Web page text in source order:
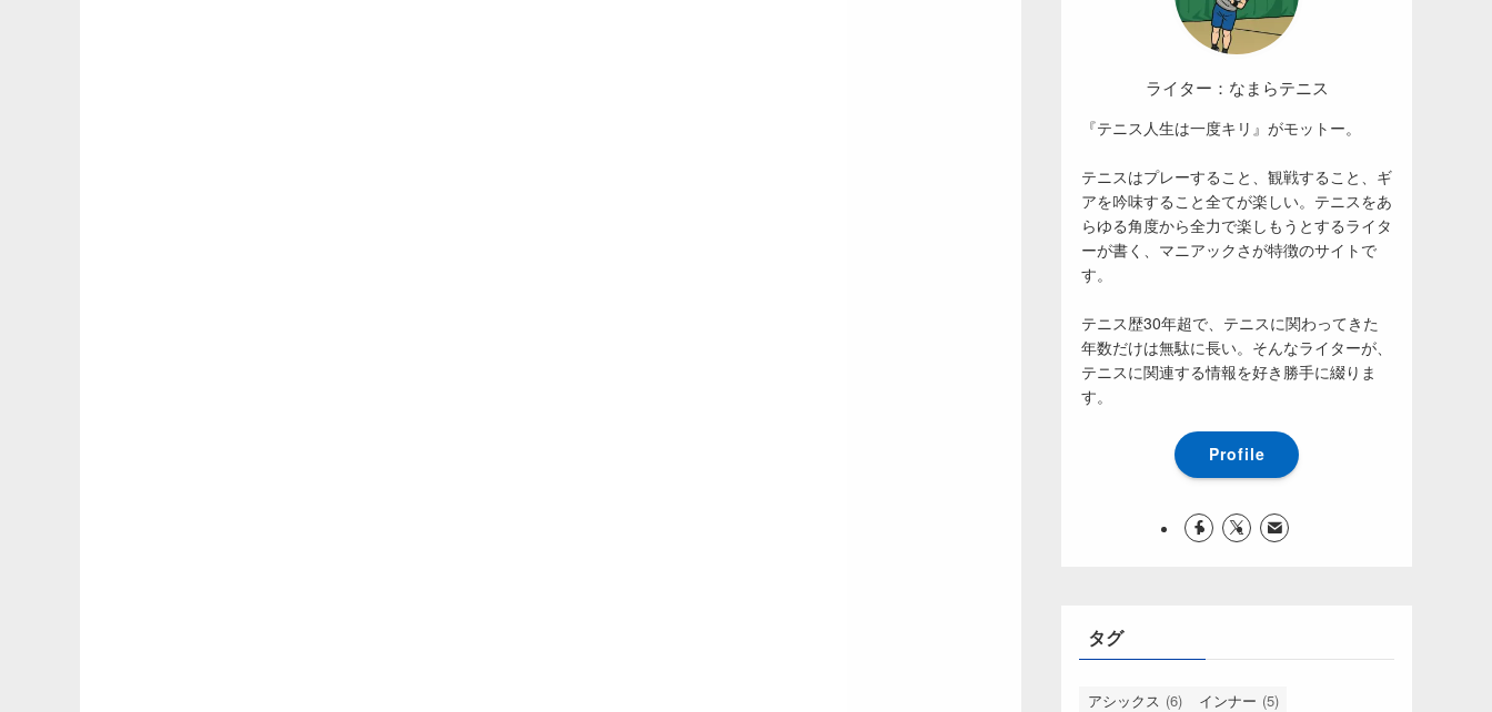
ライター：なまらテニス
『テニス人生は一度キリ』がモットー。
テニスはプレーすること、観戦すること、ギ
アを吟味すること全てが楽しい。テニスをあ
らゆる角度から全力で楽しもうとするライタ
ーが書く、マニアックさが特徴のサイトで
す。
テニス歴30年超で、テニスに関わってきた
年数だけは無駄に長い。そんなライターが、
テニスに関連する情報を好き勝手に綴りま
す。
Profile
タグ
アシックス (6) インナー (5)